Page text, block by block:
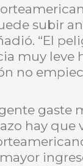
subir
“El
muy leve
no
gaste
hay que